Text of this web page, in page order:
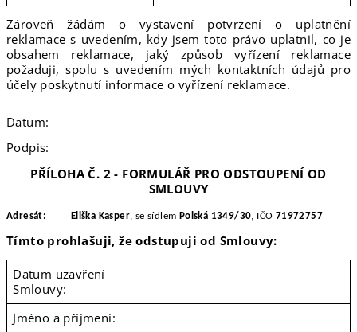
Zároveň žádám o vystavení potvrzení o uplatnění
reklamace s uvedením, kdy jsem toto právo uplatnil, co je
obsahem reklamace, jaký způsob vyřízení reklamace
požaduji, spolu s uvedením mých kontaktních údajů pro
účely poskytnutí informace o vyřízení reklamace.
Datum:
Podpis:
PŘÍLOHA Č. 2 - FORMULÁŘ PRO ODSTOUPENÍ OD
SMLOUVY
Adresát: Eliška Kasper, se sídlem Polská 1349/30, IČO 71972757
Tímto prohlašuji, že odstupuji od Smlouvy:
Datum uzavření
Smlouvy:
Jméno a příjmení: